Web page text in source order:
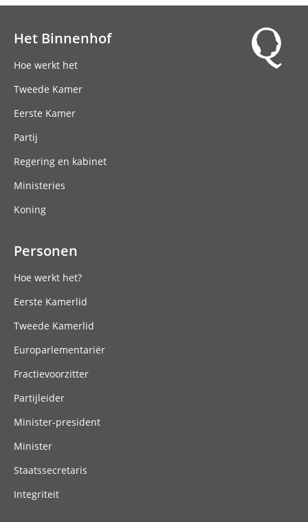
Het Binnenhof
Hoe werkt het
Tweede Kamer
Eerste Kamer
Partij
Regering en kabinet
Ministeries
Koning
Personen
Hoe werkt het?
Eerste Kamerlid
Tweede Kamerlid
Europarlementariër
Fractievoorzitter
Partijleider
Minister-president
Minister
Staatssecretaris
Integriteit